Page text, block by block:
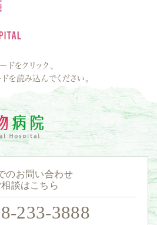
ドをクリック、
を読み込んでください。
のお問い合わせ
相談はこちら
233-3888